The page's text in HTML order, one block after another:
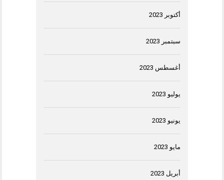
أكتوبر 2023
سبتمبر 2023
أغسطس 2023
يوليو 2023
يونيو 2023
مايو 2023
أبريل 2023